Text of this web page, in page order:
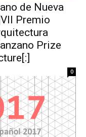
de Nueva
Premio
Prize
0